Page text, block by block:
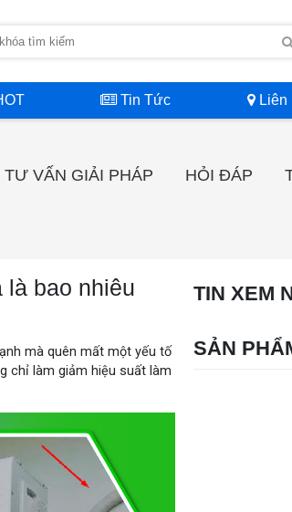
Tin Tức Liên
TƯ VẤN GIẢI PHÁP HỎI ĐÁP
là bao nhiêu
mà quên mất một yếu tố
chỉ làm giảm hiệu suất làm
TIN XEM
SẢN